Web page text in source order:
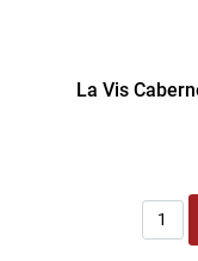
La Vis